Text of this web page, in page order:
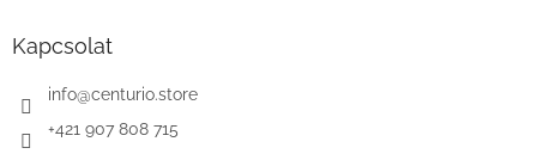
Kapcsolat
info@centurio.store
+421 907 808 715